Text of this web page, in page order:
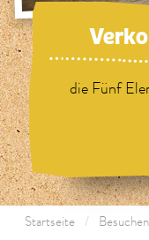
die Fünf
Startseite Besuchen